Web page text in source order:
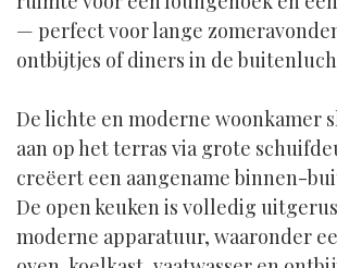
— perfect voor lange
ontbijtjes of diners in de
De lichte en moderne woonkamer
aan op het terras via grote
creëert een aangename binnen-
De open keuken is volledig
moderne apparatuur, waaronder